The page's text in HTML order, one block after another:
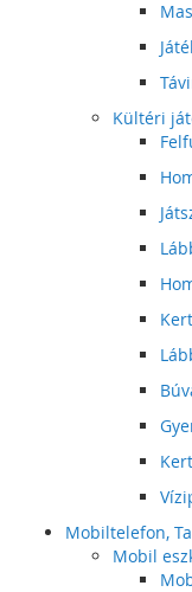
Kültéri
Mobiltelefon,
Mobil